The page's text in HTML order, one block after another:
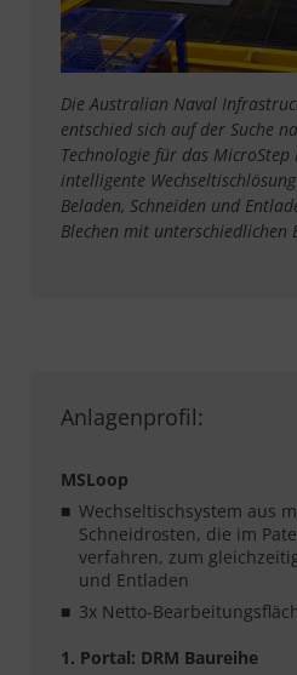
Die Australian Naval
entschied sich auf der Suche
Technologie für das MicroStep
intelligente
Beladen, Schneiden und
Blechen mit unterschiedlichen
Anlagenprofil:
MSLoop
Wechseltischsystem aus
Schneidrosten, die im
verfahren, zum
und Entladen
3x Netto-
1. Portal: DRM Baureihe